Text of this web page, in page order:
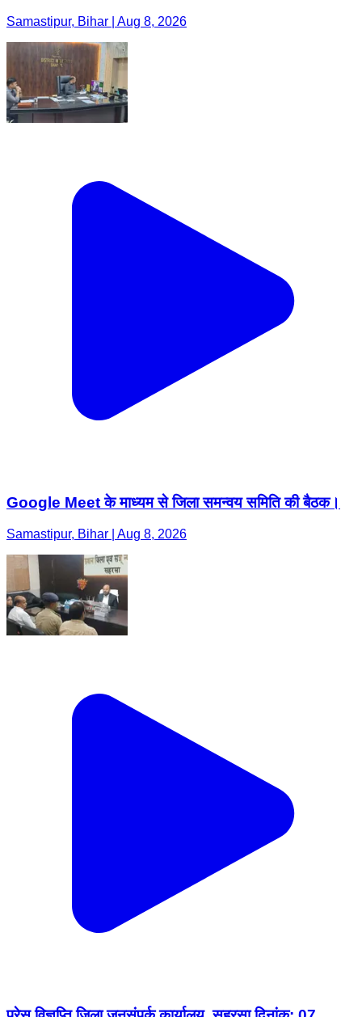
Samastipur, Bihar | Aug 8, 2026
Google Meet के माध्यम से जिला समन्वय समिति की बैठक।
Samastipur, Bihar | Aug 8, 2026